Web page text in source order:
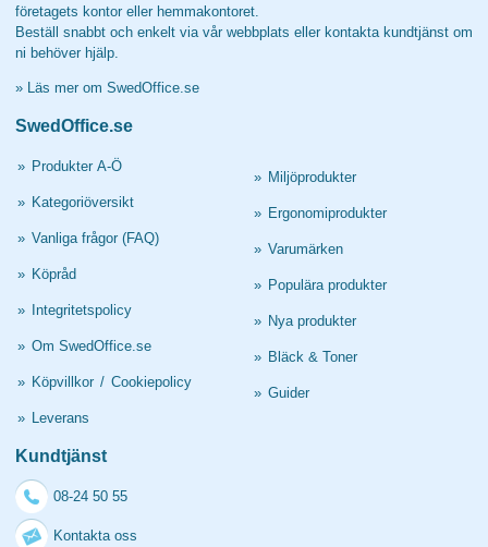
företagets kontor eller hemmakontoret.
Beställ snabbt och enkelt via vår webbplats eller kontakta kundtjänst om
ni behöver hjälp.
» Läs mer om SwedOffice.se
SwedOffice.se
» Produkter A-Ö
» Kategoriöversikt
» Vanliga frågor (FAQ)
» Köpråd
» Integritetspolicy
» Om SwedOffice.se
» Köpvillkor / Cookiepolicy
» Leverans
» Miljöprodukter
» Ergonomiprodukter
» Varumärken
» Populära produkter
» Nya produkter
» Bläck & Toner
» Guider
Kundtjänst
08-24 50 55
Kontakta oss